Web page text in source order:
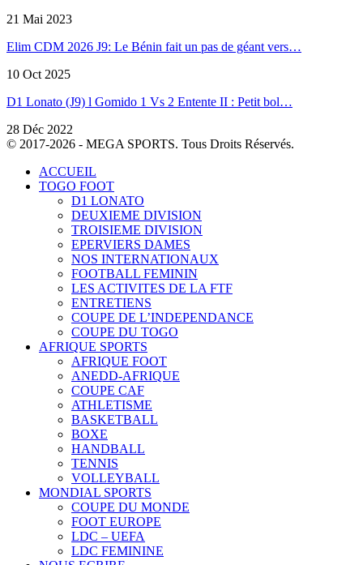
21 Mai 2023
Elim CDM 2026 J9: Le Bénin fait un pas de géant vers…
10 Oct 2025
D1 Lonato (J9) l Gomido 1 Vs 2 Entente II : Petit bol…
28 Déc 2022
© 2017-2026 - MEGA SPORTS. Tous Droits Réservés.
ACCUEIL
TOGO FOOT
D1 LONATO
DEUXIEME DIVISION
TROISIEME DIVISION
EPERVIERS DAMES
NOS INTERNATIONAUX
FOOTBALL FEMININ
LES ACTIVITES DE LA FTF
ENTRETIENS
COUPE DE L’INDEPENDANCE
COUPE DU TOGO
AFRIQUE SPORTS
AFRIQUE FOOT
ANEDD-AFRIQUE
COUPE CAF
ATHLETISME
BASKETBALL
BOXE
HANDBALL
TENNIS
VOLLEYBALL
MONDIAL SPORTS
COUPE DU MONDE
FOOT EUROPE
LDC – UEFA
LDC FEMININE